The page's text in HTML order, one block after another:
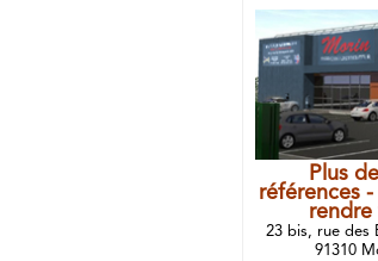
Plus
références -
rendre
23 bis, rue des
91310